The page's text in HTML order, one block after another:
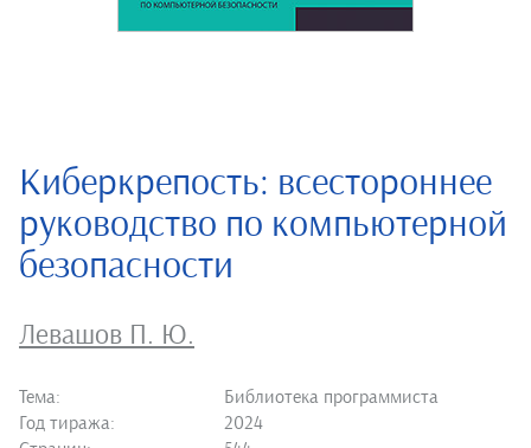
Киберкрепость: всестороннее
руководство по компьютерной
безопасности
Левашов П. Ю.
Тема:
Библиотека программиста
Год тиража:
2024